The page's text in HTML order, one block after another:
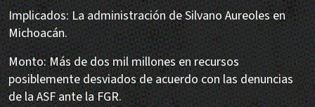
Implicados: La administración de Silvano Aureoles en
Michoacán.
Monto: Más de dos mil millones en recursos
posiblemente desviados de acuerdo con las denuncias
de la ASF ante la FGR.